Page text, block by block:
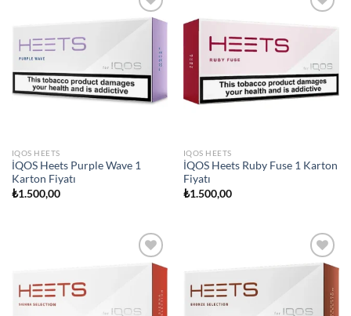
Add to
IQOS HEETS
İQOS Heets Purple Wave 1
Karton Fiyatı
₺1.500,00
IQOS HEETS
İQOS Heets Ruby Fuse 1 Karton
Fiyatı
₺1.500,00
Add to
Add to